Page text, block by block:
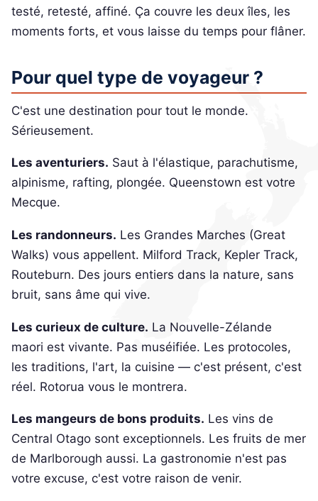
testé, retesté, affiné. Ça couvre les deux îles, les
moments forts, et vous laisse du temps pour flâner.
Pour quel type de voyageur ?
C'est une destination pour tout le monde.
Sérieusement.
Les aventuriers. Saut à l'élastique, parachutisme,
alpinisme, rafting, plongée. Queenstown est votre
Mecque.
Les randonneurs. Les Grandes Marches (Great
Walks) vous appellent. Milford Track, Kepler Track,
Routeburn. Des jours entiers dans la nature, sans
bruit, sans âme qui vive.
Les curieux de culture. La Nouvelle-Zélande
maori est vivante. Pas muséifiée. Les protocoles,
les traditions, l'art, la cuisine — c'est présent, c'est
réel. Rotorua vous le montrera.
Les mangeurs de bons produits. Les vins de
Central Otago sont exceptionnels. Les fruits de mer
de Marlborough aussi. La gastronomie n'est pas
votre excuse, c'est votre raison de venir.